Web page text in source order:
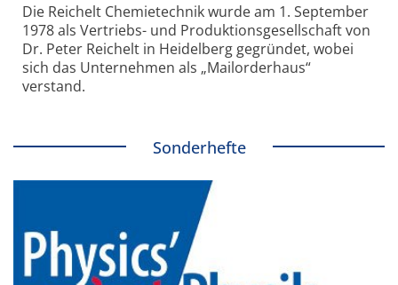
Die Reichelt Chemietechnik wurde am 1. September
1978 als Vertriebs- und Produktionsgesellschaft von
Dr. Peter Reichelt in Heidelberg gegründet, wobei
sich das Unternehmen als „Mailorderhaus“
verstand.
Sonderhefte